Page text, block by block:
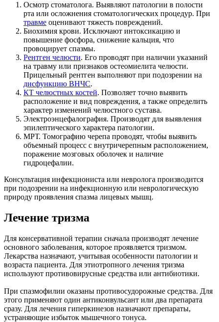
Осмотр стоматолога. Выявляют патологии в полости
рта или осложнения стоматологических процедур. При
травме оценивают тяжесть повреждений.
Биохимия крови. Исключают интоксикацию и
повышение фосфора, снижение кальция, что
провоцирует спазмы.
Рентген челюсти. Его проводят при наличии указаний
на травму или признаков остеомиелита челюсти.
Прицельный рентген выполняют при подозрении на
дисфункцию ВНЧС.
КТ челюстных костей. Позволяет точно выявить
расположение и вид повреждения, а также определить
характер изменений челюстного сустава.
Электроэнцефалография. Производят для выявления
эпилептического характера патологии.
МРТ. Томографию черепа проводят, чтобы выявить
объемный процесс с внутричерепным расположением,
поражение мозговых оболочек и наличие
гидроцефалии.
Консультация инфекциониста или невролога производится
при подозрении на инфекционную или неврологическую
природу проявления спазма лицевых мышц.
Лечение тризма
Для консервативной терапии сначала производят лечение
основного заболевания, которое проявляется тризмом.
Лекарства назначают, учитывая особенности патологии и
возраста пациента. Для этиотропного лечения тризма
используют противовирусные средства или антибиотики.
При спазмофилии оказаны противосудорожные средства. Для
этого применяют один антиконвульсант или два препарата
сразу. Для лечения гиперкинезов назначают препараты,
устраняющие избыток мышечного тонуса.